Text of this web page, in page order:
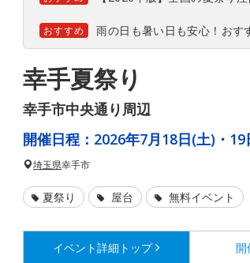
おすすめ 雨の日も暑い日も安心！おす
幸手夏祭り
幸手市中央通り周辺
開催日程： 2026年7月18日(土)・19
埼玉県幸手市
夏祭り 屋台 無料イベント
イベント詳細 トップ 開